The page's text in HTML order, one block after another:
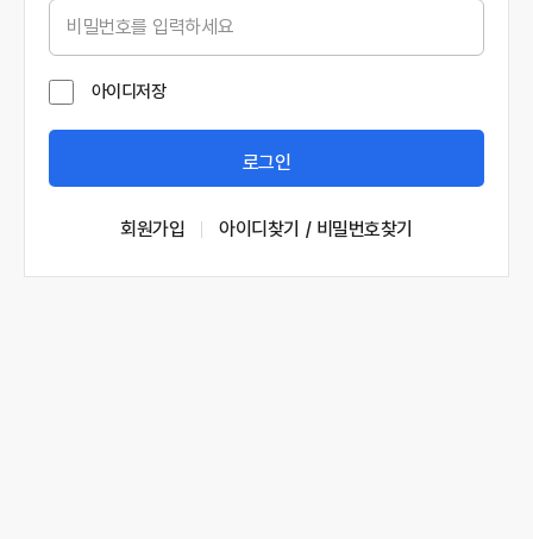
아이디저장
로그인
회원가입 아이디찾기 / 비밀번호찾기